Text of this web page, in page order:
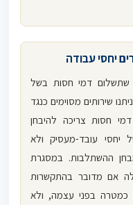
יחסי עבודה
שתשלום דמי חסות בשל
שירותים מסוימים כנגד
חסות צריכה להיבחן
יחסי עובד-מעסיק ולא
ההשתלבות. במסגרת
אם מדובר בהתקשרות
כמטרה בפני עצמה, ולא